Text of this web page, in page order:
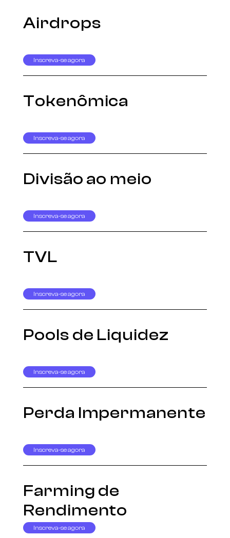
Airdrops
Inscreva-se agora
Tokenômica
Inscreva-se agora
Divisão ao meio
Inscreva-se agora
TVL
Inscreva-se agora
Pools de Liquidez
Inscreva-se agora
Perda Impermanente
Inscreva-se agora
Farming de
Rendimento
Inscreva-se agora